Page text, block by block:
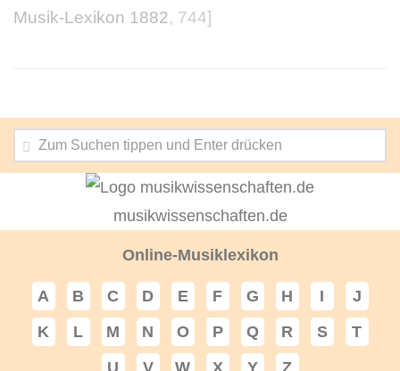
Musik-Lexikon 1882, 744]
musikwissenschaften.de
Online-Musiklexikon
A B C D E F G H I
J
K
L M N O P Q R S
T